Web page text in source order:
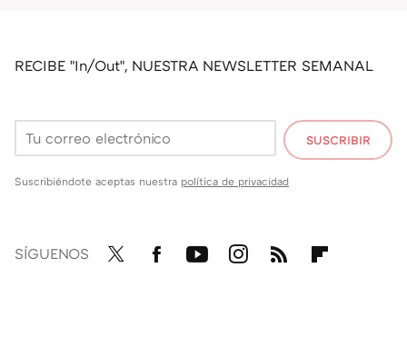
RECIBE "In/Out", NUESTRA NEWSLETTER SEMANAL
SUSCRIBIR
Suscribiéndote aceptas nuestra política de privacidad
SÍGUENOS